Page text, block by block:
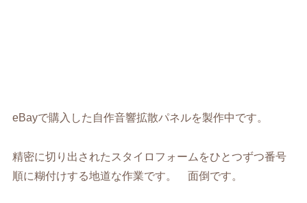
eBayで購入した自作音響拡散パネルを製作中です。
精密に切り出されたスタイロフォームをひとつずつ番号
順に糊付けする地道な作業です。 面倒です。